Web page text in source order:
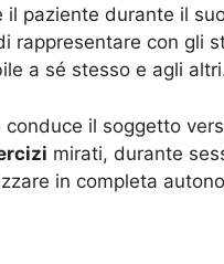
paziente durante il
rappresentare con gli
a sé stesso e agli
il soggetto
mirati, durante
in completa